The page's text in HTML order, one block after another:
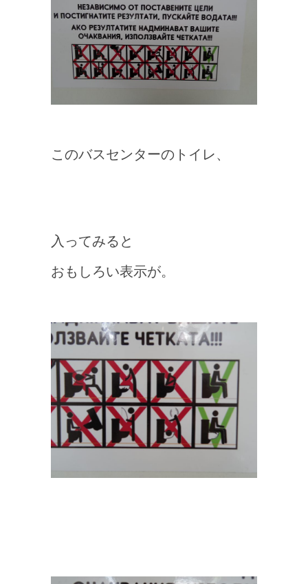
このバスセンターのトイレ、
入ってみると
おもしろい表示が。